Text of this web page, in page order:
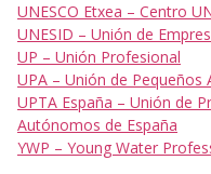
UNESCO Etxea – Centro
UNESID – Unión de
UP – Unión Profesional
UPA – Unión de Pequeños
UPTA España – Unión de
Autónomos de España
YWP – Young Water